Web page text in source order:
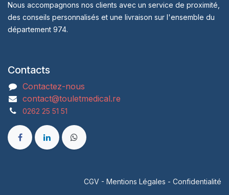
Nous accompagnons nos clients avec un service de proximité,
des conseils personnalisés et une livraison sur l'ensemble du
département 974.
Contacts
Contactez-nous
contact@touletmedical.re
0262 25 51 51
CGV - Mentions Légales - Confidentialité